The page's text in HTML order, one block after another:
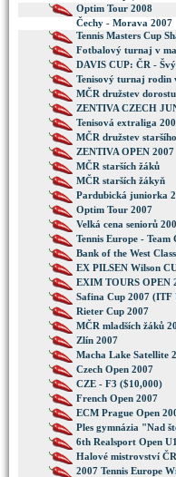
Optim Tour 2008
Čechy - Morava 2007
Tennis Masters Cup
Fotbalový turnaj v
DAVIS CUP: ČR -
Tenisový turnaj rodin
MČR družstev
ZENTIVA CZECH
Tenisová extraliga
MČR družstev
ZENTIVA OPEN 2007
MČR starších žáků
MČR starších žákyň
Pardubická juniorka
Optim Tour 2007
Velká cena seniorů
Tennis Europe - Team
Bank of the West
EX PILSEN Wilson
EXIM TOURS OPEN
Safina Cup 2007 (ITF
Rieter Cup 2007
MČR mladších žáků
Zlín 2007
Macha Lake Satellite
Czech Open 2007
CZE - F3 ($10,000)
French Open 2007
ECM Prague Open
Ples gymnázia "Nad
6th Realsport Open
Halové mistrovství
2007 Tennis Europe